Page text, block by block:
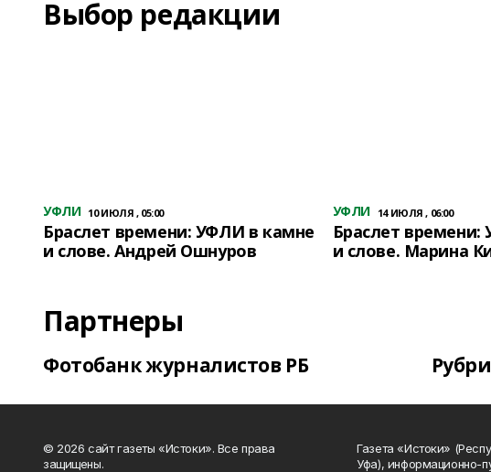
Выбор редакции
УФЛИ 10 ИЮЛЯ , 05:00
Браслет времени: УФЛИ в камне
и слове. Андрей Ошнуров
УФЛИ 14 ИЮЛЯ , 06:00
Браслет
и слове. Марина
Партнеры
Фотобанк журналистов РБ
© 2026 сайт газеты «Истоки». Все права
защищены.
Газета «Истоки»
Уфа), информационно-